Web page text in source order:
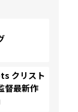
クリスト
督最新作